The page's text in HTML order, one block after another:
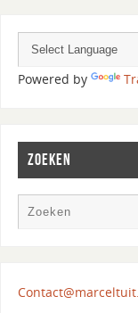
Powered by
ZOEKEN